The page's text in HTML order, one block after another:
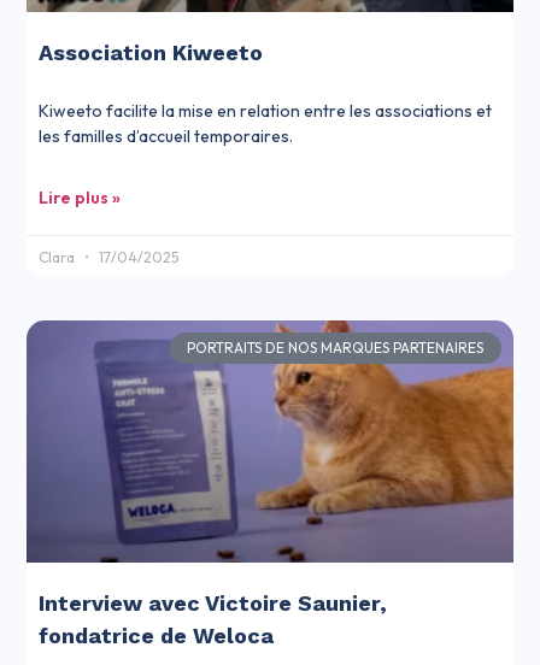
Association Kiweeto
Kiweeto facilite la mise en relation entre les associations et
les familles d’accueil temporaires.
Lire plus »
Clara 17/04/2025
PORTRAITS DE NOS MARQUES PARTENAIRES
Interview avec Victoire Saunier,
fondatrice de Weloca